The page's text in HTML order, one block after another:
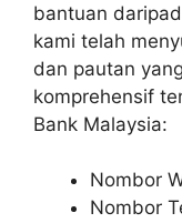
bantuan
kami telah
dan pautan
komprehensif
Bank Malaysia:
Nombor
Nombor